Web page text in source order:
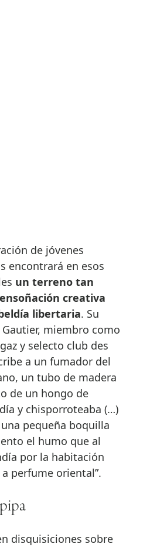
de jóvenes
encontrará en esos
un terreno tan
creativa
libertaria. Su
miembro como
y selecto club des
a un fumador del
un tubo de madera
de un hongo de
y chisporroteaba (…)
pequeña boquilla
el humo que al
por la habitación
perfume oriental”.
disquisiciones sobre